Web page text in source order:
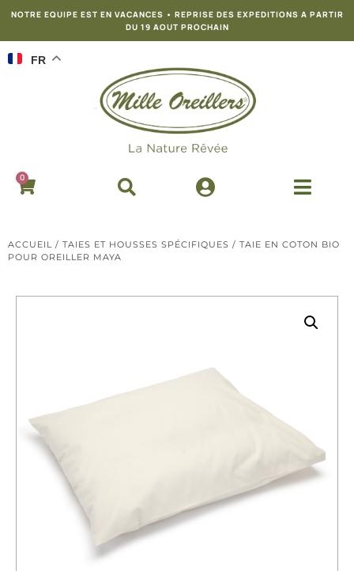
NOTRE EQUIPE EST EN VACANCES • REPRISE DES EXPEDITIONS A PARTIR
DU 19 AOUT PROCHAIN
FR
0
ACCUEIL / TAIES ET HOUSSES SPÉCIFIQUES / TAIE EN COTON BIO
POUR OREILLER MAYA